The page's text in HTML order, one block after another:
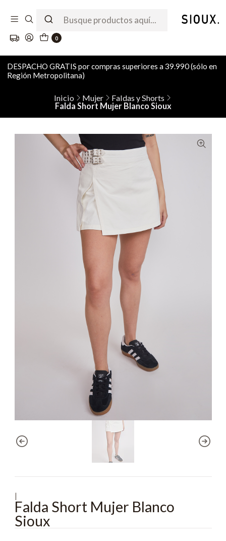
0
DESPACHO GRATIS por compras superiores a 39.990 (sólo en
Región Metropolitana)
Inicio Mujer
Faldas y Shorts
Falda Short Mujer Blanco Sioux
|
Falda Short Mujer Blanco
Sioux